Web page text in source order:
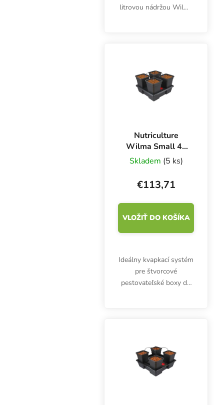
litrovou nádržou Wilma
kokosových...
Nutriculture
Wilma Small 4x
11 l, kvapková
závlaha 60x60x20
cm
Skladem (5 ks)
€113,71
VLOŽIŤ DO KOŠÍKA
Ideálny kvapkací systém
pre štvorcové
pestovateľské boxy do
nádobami pre 4...